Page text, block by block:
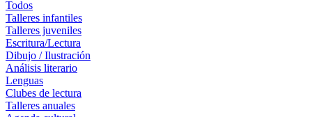
Todos
Talleres infantiles
Talleres juveniles
Escritura/Lectura
Dibujo / Ilustración
Análisis literario
Lenguas
Clubes de lectura
Talleres anuales